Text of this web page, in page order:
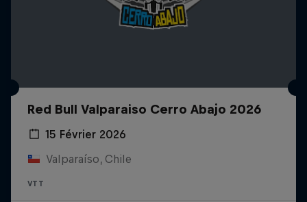
Red Bull Valparaiso Cerro Abajo 2026
15 Février 2026
Valparaíso, Chile
VTT